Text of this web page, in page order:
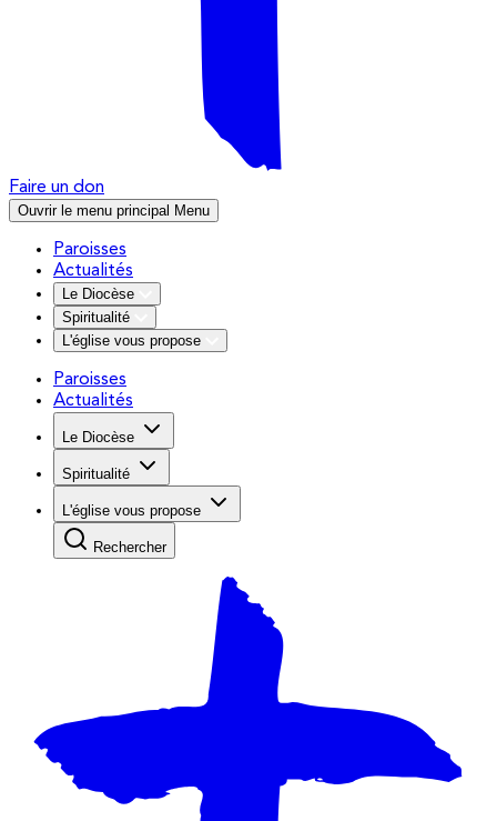
Faire un don
Ouvrir le menu principal Menu
Paroisses
Actualités
Le Diocèse
Spiritualité
L'église vous propose
Paroisses
Actualités
Le Diocèse
Spiritualité
L'église vous propose
Rechercher